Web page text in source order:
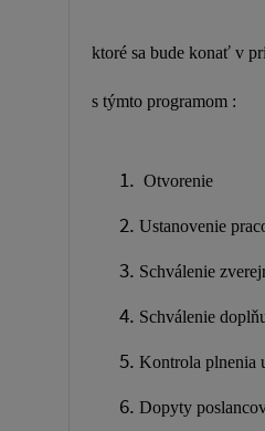
ktoré sa bude konať v
s týmto programom :
Otvorenie
Ustanovenie
Schválenie
Schválenie
Kontrola plnenia
Dopyty